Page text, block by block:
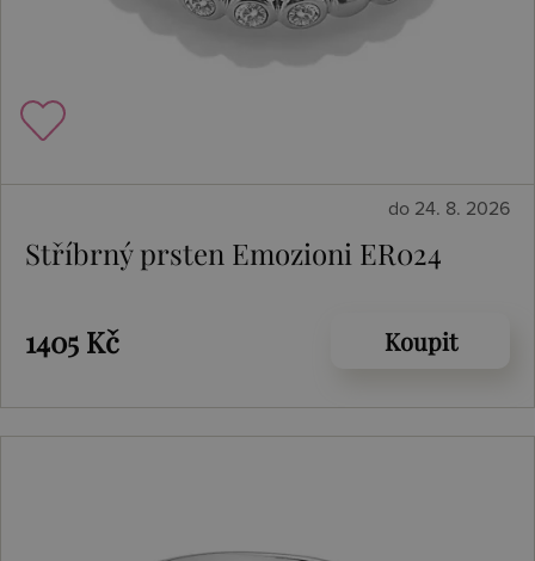
do 24. 8. 2026
Stříbrný prsten Emozioni ER024
1405 Kč Koupit